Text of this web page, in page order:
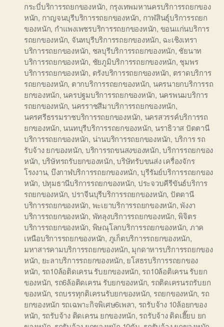
กระบี่บริการรถยกของหนัก, กรุงเทพมหานครบริการรถยกของ
หนัก, กาญจนบุรีบริการรถยกของหนัก, กาฬสินธุ์บริการรถยก
ของหนัก, กำแพงเพชรบริการรถยกของหนัก, ขอนแก่นบริการ
รถยกของหนัก, จันทบุรีบริการรถยกของหนัก, ฉะเชิงเทรา
บริการรถยกของหนัก, ชลบุรีบริการรถยกของหนัก, ชัยนาท
บริการรถยกของหนัก, ชัยภูมิบริการรถยกของหนัก, ชุมพร
บริการรถยกของหนัก, ตรังบริการรถยกของหนัก, ตราดบริการ
รถยกของหนัก, ตากบริการรถยกของหนัก, นครนายกบริการรถ
ยกของหนัก, นครปฐมบริการรถยกของหนัก, นครพนมบริการ
รถยกของหนัก, นครราชสีมาบริการรถยกของหนัก,
นครศรีธรรมราชบริการรถยกของหนัก, นครสวรรค์บริการรถ
ยกของหนัก, นนทบุรีบริการรถยกของหนัก, นราธิวาส ปัตตานี
บริการรถยกของหนัก, น่านบริการรถยกของหนัก, บริการ รถ
รับจ้าง ยกของหนัก, บริการรถขนสงของหนัก,บริการรถยกของ
หนัก, บริษัทรถรับยกของหนัก,บริษัทรับขนส่ง เครื่องจักร
โรงงาน, บึงกาฬบริการรถยกของหนัก,บุรีรัมย์บริการรถยกของ
หนัก, ปทุมธานีบริการรถยกของหนัก, ประจวบคีรีขันธ์บริการ
รถยกของหนัก, ปราจีนบุรีบริการรถยกของหนัก, ปัตตานี
บริการรถยกของหนัก, พะเยาบริการรถยกของหนัก,พังงา
บริการรถยกของหนัก, พัทลุงบริการรถยกของหนัก,พิจิตร
บริการรถยกของหนัก, พิษณุโลกบริการรถยกของหนัก, ภาค
เหนือบริการรถยกของหนัก, ภูเก็ตบริการรถยกของหนัก,
มหาสารคามบริการรถยกของหนัก, มุกดาหารบริการรถยกของ
หนัก, ยะลาบริการรถยกของหนัก, ยโสธรบริการรถยกของ
หนัก, รถ10ล้อติดเครน รับยกของหนัก, รถ10ล้อติเครน รับยก
ของหนัก, รถ6ล้อติดเครน รับยกของหนัก, รถติดเครนรถรับยก
ของหนัก, รถบรรทุกติเครนรับยกของหนัก, รถยกของหนัก, รถ
ยกของหนัก รถเฉพาะกิจพิเศษ6เพลา, รถรับจ้าง 10ล้อยกของ
หนัก, รถรับจ้าง ติดเครน ยกของหนัก, รถรับจ้าง ติดเฮี๊ยบ ยก